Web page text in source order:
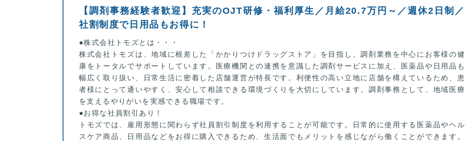
【調剤事務経験者歓迎】充実のOJT研修・福利厚生／月給20.7万円～／週休2日制／
社割制度で日用品もお得に！
●株式会社トモズとは・・・
株式会社トモズは、地域に根差した「かかりつけドラッグストア」を目指し、調剤業務を中心にお客様の健
康をトータルでサポートしています。医療機関との連携を意識した調剤サービスに加え、医薬品や日用品も
幅広く取り扱い、日常生活に密着した店舗運営が特長です。利便性の高い立地に店舗を構えているため、患
者様にとって通いやすく、安心して相談できる環境づくりを大切にしています。調剤事務として、地域医療
を支えるやりがいを実感できる職場です。
●お得な社員割引あり！
トモズでは、雇用形態に関わらず社員割引制度を利用することが可能です。日常的に使用する医薬品やヘル
スケア商品、日用品などをお得に購入できるため、生活面でもメリットを感じながら働くことができます。